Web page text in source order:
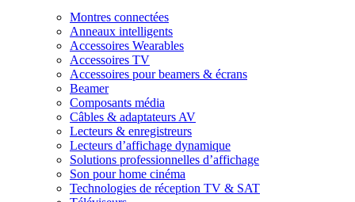
Montres connectées
Anneaux intelligents
Accessoires Wearables
Accessoires TV
Accessoires pour beamers & écrans
Beamer
Composants média
Câbles & adaptateurs AV
Lecteurs & enregistreurs
Lecteurs d’affichage dynamique
Solutions professionnelles d’affichage
Son pour home cinéma
Technologies de réception TV & SAT